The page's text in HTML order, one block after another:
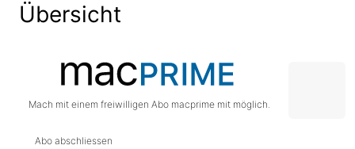
Übersicht
Mach mit einem freiwilligen Abo macprime mit möglich.
Abo abschliessen